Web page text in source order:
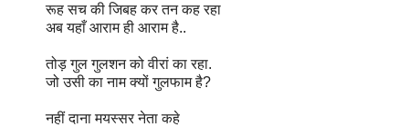
रूह सच की जिबह कर तन कह रहा
अब यहाँ आराम ही आराम है..
तोड़ गुल गुलशन को वीरां का रहा.
जो उसी का नाम क्यों गुलफाम है?
नहीं दाना मयस्सर नेता कहे